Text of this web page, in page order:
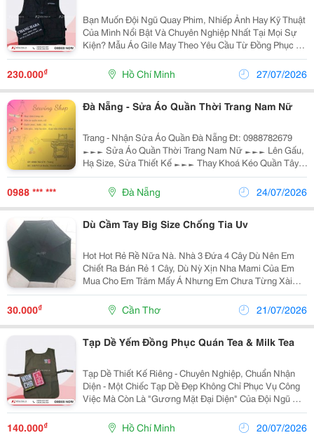
Bạn Muốn Đội Ngũ Quay Phim, Nhiếp Ảnh Hay Kỹ Thuật
Của Mình Nổi Bật Và Chuyên Nghiệp Nhất Tại Mọi Sự
Kiện? Mẫu Áo Gile May Theo Yêu Cầu Từ Đồng Phục Jk
Chính Là Câu Trả Lời! * Tại Sao Mẫu Gile Này Lại "Làm
Mưa Làm Gió"? - Thiết Kế: Gile Túi Hộp...
230.000₫ Hồ Chí Minh 27/07/2026
Đà Nẵng - Sửa Áo Quần Thời Trang Nam Nữ
Trang - Nhận Sửa Áo Quần Đà Nẵng Đt: 0988782679
►►► Sửa Áo Quần Thời Trang Nam Nữ ►►► Lên Gấu,
Hạ Size, Sửa Thiết Kế ►►► Thay Khoá Kéo Quần Tây,
Jeans, Váy, Đầm.....
0988 *** *** Đà Nẵng 24/07/2026
Dù Cầm Tay Big Size Chống Tia Uv
Hot Hot Rẻ Rề Nữa Nà. Nhà 3 Đứa 4 Cây Dù Nên Em
Chiết Ra Bán Rẻ 1 Cây, Dù Nỳ Xịn Nha Mami Của Em
Mua Cho Em Trăm Mấy Á Nhưng Em Chưa Từng Xài
Nó, Nó Chống Tia Uv Luôn Á Trời.. Nó Mới Tinh
Nguyên.. Ai Thix Pé Nỳ Thì Liên Hệ Em Nhoa 30,000
30.000₫ Cần Thơ 21/07/2026
Tạp Dề Yếm Đồng Phục Quán Tea & Milk Tea
Tạp Dề Thiết Kế Riêng - Chuyên Nghiệp, Chuẩn Nhận
Diện - Một Chiếc Tạp Dề Đẹp Không Chỉ Phục Vụ Công
Việc Mà Còn Là "Gương Mặt Đại Diện" Của Đội Ngũ Mỗi
Ngày. - Đồng Phục Jk Thiết Kế Và Sản Xuất Tạp Dề
Theo Yêu Cầu Với Sự Chỉn Chu Từ Chất Liệu...
140.000₫ Hồ Chí Minh 20/07/2026